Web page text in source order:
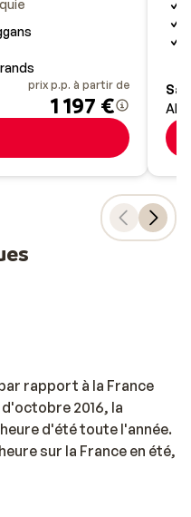
sources chaudes, pour
est très protégé, et on ne
votre séjour à Kusadasi !
prix p.p. à partir de
1 197 €
All
rapport à la France
2016, la
d'été toute l'année.
sur la France en été,